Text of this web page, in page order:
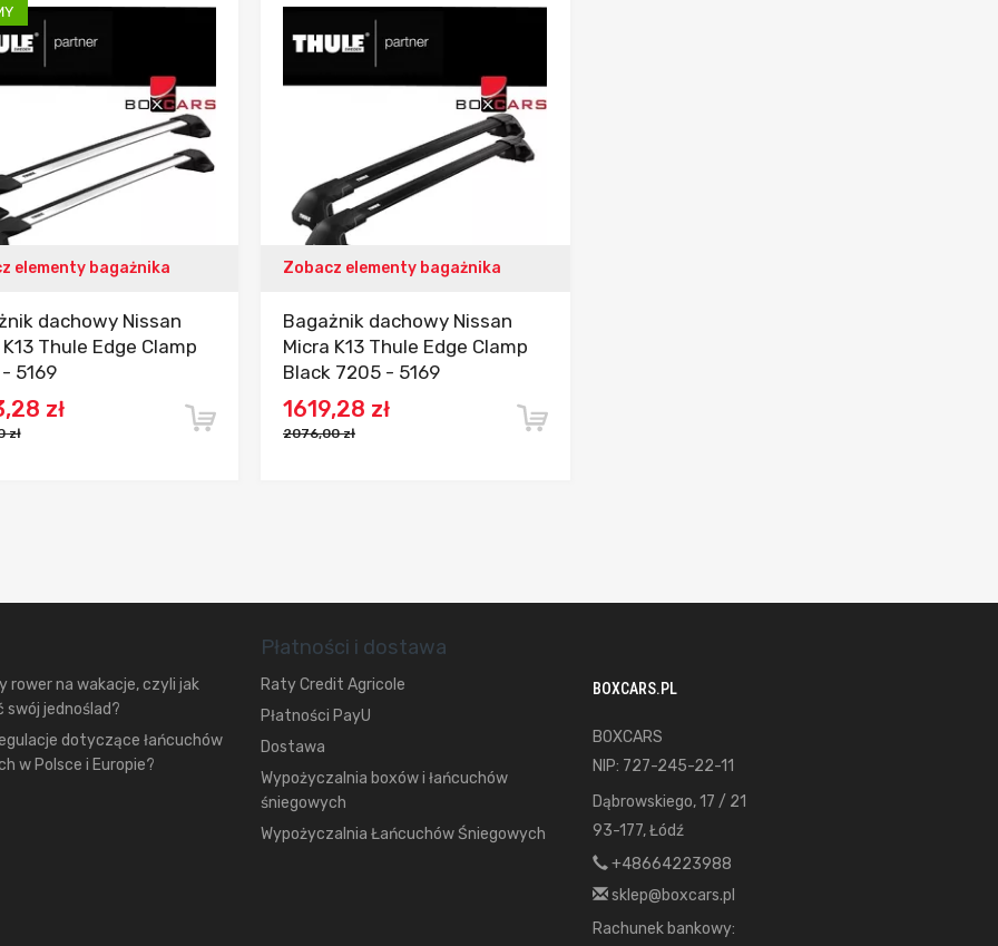
elementy bagażnika
dachowy Nissan
Thule Edge Clamp
5169
zł
zł
Dodaj do porównania
Zobacz elementy bagażnika
Bagażnik dachowy Nissan
Micra K13 Thule Edge Clamp
Black 7205 - 5169
1619,28 zł
2076,00 zł
Dodaj do porównania
rower na wakacje, czyli jak
swój jednoślad?
dotyczące łańcuchów
w Polsce i Europie?
Płatności i dostawa
Raty Credit Agricole
Płatności PayU
Dostawa
Wypożyczalnia boxów i łańcuchów
śniegowych
Wypożyczalnia Łańcuchów Śniegowych
BOXCARS.PL
BOXCARS
NIP: 727-245-22-11
Dąbrowskiego, 17 / 21
93-177, Łódź
+48664223988
sklep@boxcars.pl
Rachunek bankowy: